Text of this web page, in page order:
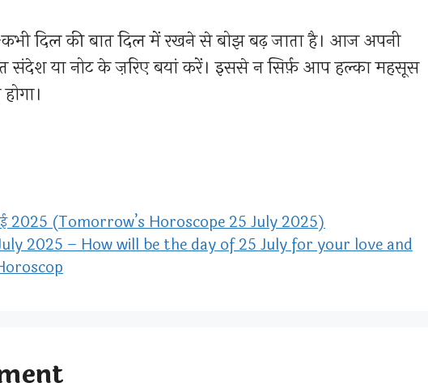
दिल की बात दिल में रखने से बोझ बढ़ जाता है। आज अपनी
संदेश या नोट के ज़रिए बयां करें। इससे न सिर्फ़ आप हल्का महसूस
2025 (Tomorrow’s Horoscope 25 July 2025)
2025 – How will be the day of 25 July for your love and